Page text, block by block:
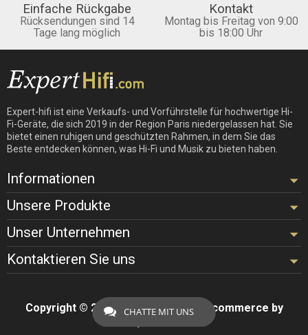
Einfache Rückgabe
Rücksendungen sind 14
Tage lang möglich
Kontakt
Montag bis Freitag von 9:00
bis 18:00 Uhr
Expert-hifi ist eine Verkaufs- und Vorführstelle für hochwertige Hi-
Fi-Geräte, die sich 2019 in der Region Paris niedergelassen hat. Sie
bietet einen ruhigen und geschützten Rahmen, in dem Sie das
Beste entdecken können, was Hi-Fi und Musik zu bieten haben.
Informationen
Unsere Produkte
Unser Unternehmen
Kontaktieren Sie uns
Copyright © 2026 - Design by Hifi
- Ecommerce by
CHATTE MIT UNS